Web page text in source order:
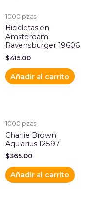
1000 pzas
Bicicletas en
Amsterdam
Ravensburger 19606
$415.00
Añadir al carrito
1000 pzas
Charlie Brown
Aquiarius 12597
$365.00
Añadir al carrito